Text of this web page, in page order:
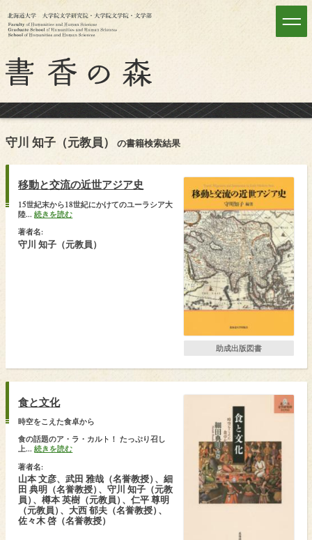
守川 知子（元教員） の書籍検索結果
移動と交流の近世アジア史
15世紀末から18世紀にかけてのユーラシア大
陸...続きを読む
著者名:
守川 知子（元教員）
助成出版図書
食と文化
時空をこえた食卓から
食の話題のア・ラ・カルト！ たっぷり召し
上...続きを読む
著者名:
山本 文彦、武田 雅哉（名誉教授） 、細
田 典明（名誉教授） 、守川 知子（元教
員） 、樽本 英樹（元教員） 、仁平 尊明
（元教員） 、大西 郁夫（名誉教授） 、
佐々木 啓（名誉教授）